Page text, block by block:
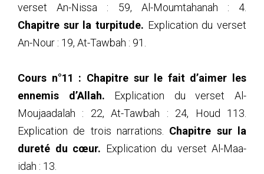
verset An-Nissa : 59, Al-Moumtahanah : 4.
Chapitre sur la turpitude. Explication du verset
An-Nour : 19, At-Tawbah : 91.
Cours n°11 : Chapitre sur le fait d’aimer les
ennemis d’Allah. Explication du verset Al-
Moujaadalah : 22, At-Tawbah : 24, Houd 113.
Explication de trois narrations. Chapitre sur la
dureté du cœur. Explication du verset Al-Maa-
idah : 13.